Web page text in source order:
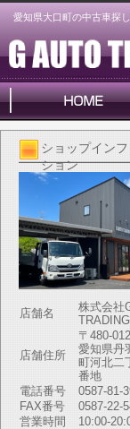
愛知県大口町の中古車探
ショップイン
ション
店舗名
株式会社
TRADING
店舗住所
〒480-
愛知県丹
町河北二
番地
電話番号
0587-81-
FAX番号
0587-22-
営業時間
10:00-